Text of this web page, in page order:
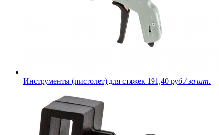
Инструменты (пистолет) для стяжек 191,40 руб./ за шт.